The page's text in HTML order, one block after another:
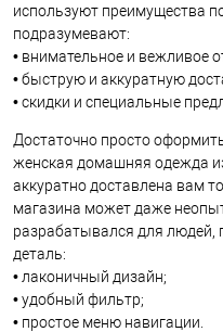
используют преимущества
подразумевают:
• внимательное и вежливое
• быструю и аккуратную
• скидки и специальные
Достаточно просто
женская домашняя одежда
аккуратно доставлена вам
магазина может даже
разрабатывался для людей,
деталь:
• лаконичный дизайн;
• удобный фильтр;
• простое меню навигации.